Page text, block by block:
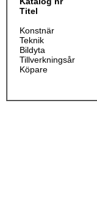
Titel
Konstnär
Teknik
Bildyta
Tillverkningsår
Köpare